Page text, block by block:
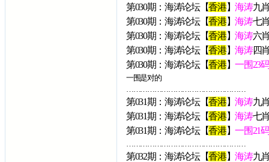
第030期：海涛论坛【香港】海涛九
第030期：海涛论坛【香港】海涛七
第030期：海涛论坛【香港】海涛六
第030期：海涛论坛【香港】海涛四
第030期：海涛论坛【香港】一围23码
一围是对的
……………………………………………
第031期：海涛论坛【香港】海涛九
第031期：海涛论坛【香港】海涛七
第031期：海涛论坛【香港】一围21码
……………………………………………
第032期：海涛论坛【香港】海涛九